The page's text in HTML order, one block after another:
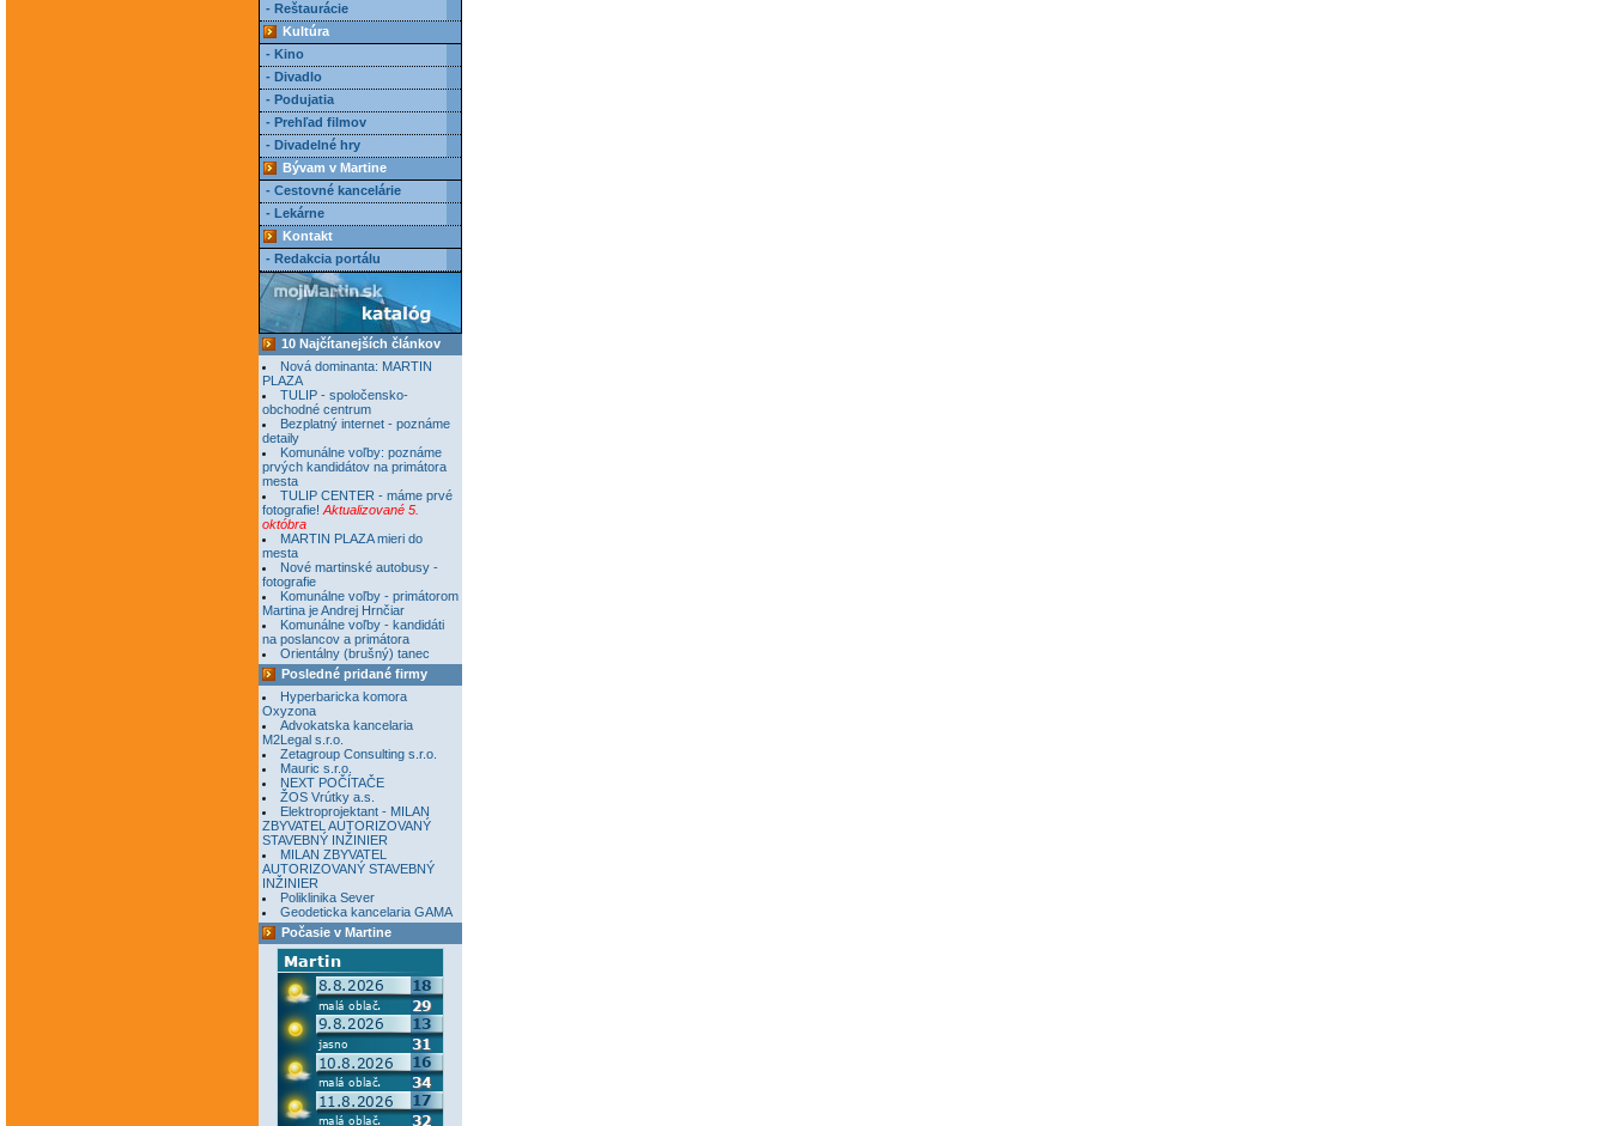
- Reštaurácie
Kultúra
- Kino
- Divadlo
- Podujatia
- Prehľad filmov
- Divadelné hry
Bývam v Martine
- Cestovné kancelárie
- Lekárne
Kontakt
- Redakcia portálu
10 Najčítanejších článkov
Nová dominanta: MARTIN
PLAZA
TULIP - spoločensko-
obchodné centrum
Bezplatný internet - poznáme
detaily
Komunálne voľby: poznáme
prvých kandidátov na primátora
mesta
TULIP CENTER - máme prvé
fotografie! Aktualizované 5.
októbra
MARTIN PLAZA mieri do
mesta
Nové martinské autobusy -
fotografie
Komunálne voľby - primátorom
Martina je Andrej Hrnčiar
Komunálne voľby - kandidáti
na poslancov a primátora
Orientálny (brušný) tanec
Posledné pridané firmy
Hyperbaricka komora
Oxyzona
Advokatska kancelaria
M2Legal s.r.o.
Zetagroup Consulting s.r.o.
Mauric s.r.o.
NEXT POČÍTAČE
ŽOS Vrútky a.s.
Elektroprojektant - MILAN
ZBYVATEL AUTORIZOVANÝ
STAVEBNÝ INŽINIER
MILAN ZBYVATEL
AUTORIZOVANÝ STAVEBNÝ
INŽINIER
Poliklinika Sever
Geodeticka kancelaria GAMA
Počasie v Martine